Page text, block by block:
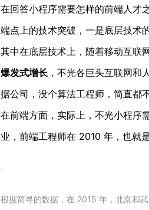
在回答小程序需要怎样的前端人才
端点上的技术突破，一是底层技术
其中在底层技术上，随着移动互联
爆发式增长 ，不光各巨头互联网
据公司，没个算法工程师，简直都
在前端方面，实际上，不光小程序
业，前端工程师在 2010 年，也就
根据简寻的数据，在 2015 年，北京和